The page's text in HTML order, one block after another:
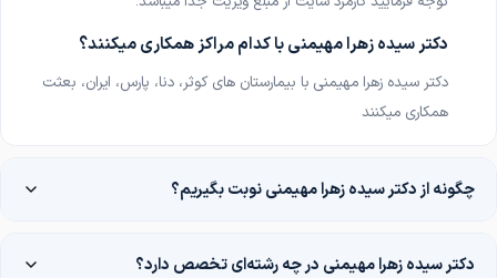
دکتر سیده زهرا مهیمنیبا کدام مراکز همکاری میکنند؟
دکتر سیده زهرا مهیمنی با بیمارستان های کوثر، دنا، پارس، ایران، بعثت
همکاری میکنند
چگونه از دکتر سیده زهرا مهیمنی نوبت بگیریم؟
دکتر سیده زهرا مهیمنی در چه رشته‌ای تخصص دارد؟